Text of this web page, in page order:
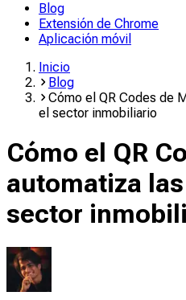
Blog
Extensión de Chrome
Aplicación móvil
Inicio
Blog
Cómo el QR Codes de
el sector inmobiliario
Cómo el QR
automatiza
sector